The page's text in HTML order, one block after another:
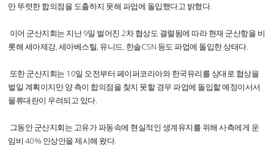
만 뚜렷한 합의점을 도출하지 못해 파업에 돌입했다고 밝혔다.
이어 군산지회는 지난 9일 벌어진 2차 협상도 결렬됨에 따라 현재 군산항을 비
롯해 세아제강, 세아베스틸, 유니드, 한솔CSN 등도 파업에 돌입한 상태다.
또한 군산지회는 10일 오전부터 페이퍼코리아와 한국유리를 상대로 협상을
벌일 계획이지만 양 측이 합의점을 찾지 못할 경우 파업에 돌입할 예정이서서
물류대란이 우려되고 있다.
그동안 군산지회는 고유가 파동속에 현실적인 생계유지를 위해 사측에게 운
임비 40% 인상안을 제시해 왔다.